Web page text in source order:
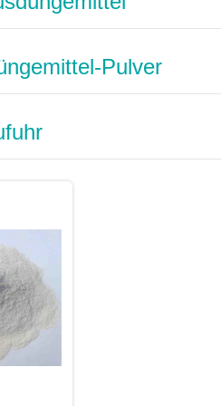
Pulver